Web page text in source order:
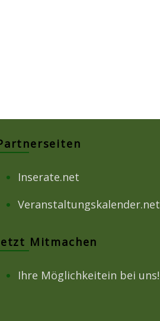
Inserate.net
Veranstaltungskalender.net
Mitmachen
Ihre Möglichkeitein bei uns!